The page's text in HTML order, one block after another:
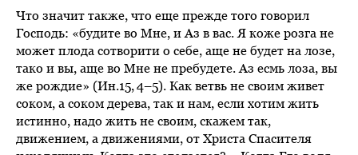
Что значит также, что еще прежде того говорил
Господь: «будите во Мне, и Аз в вас. Я коже розга не
может плода сотворити о себе, аще не будет на лозе,
тако и вы, аще во Мне не пребудете. Аз есмь лоза, вы
же рождие» (Ин.15, 4–5). Как ветвь не своим живет
соком, а соком дерева, так и нам, если хотим жить
истинно, надо жить не своим, скажем так,
движением, а движениями, от Христа Спасителя